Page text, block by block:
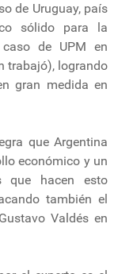
de Uruguay, país
sólido para la
de UPM en
trabajó), logrando
gran medida en
que Argentina
económico y un
que hacen esto
también el
Valdés en